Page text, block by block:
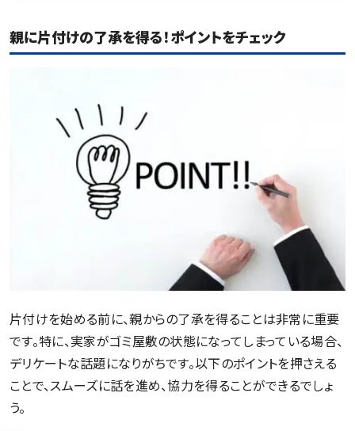
親に片付けの了承を得る！ポイントをチェック
片付けを始める前に、親からの了承を得ることは非常に重要
です。特に、実家がゴミ屋敷の状態になってしまっている場合、
デリケートな話題になりがちです。以下のポイントを押さえる
ことで、スムーズに話を進め、協力を得ることができるでしょ
う。